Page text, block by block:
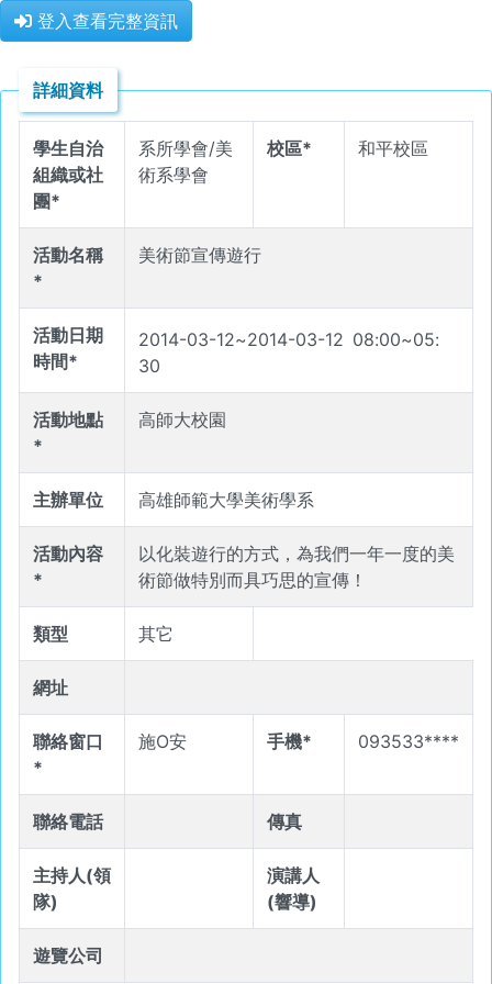
登入查看完整資訊
詳細資料
學生自治
組織或社
團*
系所學會/美
術系學會
校區* 和平校區
活動名稱
*
美術節宣傳遊行
活動日期
時間*
2014-03-12~2014-03-12 08:00~05:
30
活動地點
*
高師大校園
主辦單位 高雄師範大學美術學系
活動內容
*
以化裝遊行的方式，為我們一年一度的美
術節做特別而具巧思的宣傳！
類型 其它
網址
聯絡窗口
*
施O安 手機* 093533****
聯絡電話 傳真
主持人(領
隊)
演講人
(響導)
遊覽公司